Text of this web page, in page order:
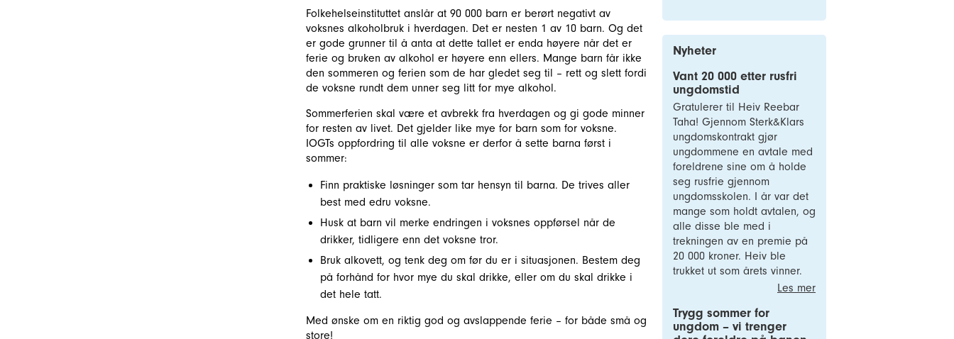
Folkehelseinstituttet anslår at 90 000 barn er berørt negativt av
voksnes alkoholbruk i hverdagen. Det er nesten 1 av 10 barn. Og det
er gode grunner til å anta at dette tallet er enda høyere når det er
ferie og bruken av alkohol er høyere enn ellers. Mange barn får ikke
den sommeren og ferien som de har gledet seg til – rett og slett fordi
de voksne rundt dem unner seg litt for mye alkohol.
Sommerferien skal være et avbrekk fra hverdagen og gi gode minner
for resten av livet. Det gjelder like mye for barn som for voksne.
IOGTs oppfordring til alle voksne er derfor å sette barna først i
sommer:
Finn praktiske løsninger som tar hensyn til barna. De trives aller
best med edru voksne.
Husk at barn vil merke endringen i voksnes oppførsel når de
drikker, tidligere enn det voksne tror.
Bruk alkovett, og tenk deg om før du er i situasjonen. Bestem deg
på forhånd for hvor mye du skal drikke, eller om du skal drikke i
det hele tatt.
Med ønske om en riktig god og avslappende ferie – for både små og
store!
Nyheter
Vant 20 000 etter rusfri
ungdomstid
Gratulerer til Heiv Reebar
Taha! Gjennom Sterk&Klars
ungdomskontrakt gjør
ungdommene en avtale med
foreldrene sine om å holde
seg rusfrie gjennom
ungdomsskolen. I år var det
mange som holdt avtalen, og
alle disse ble med i
trekningen av en premie på
20 000 kroner. Heiv ble
trukket ut som årets vinner.
Les mer
Trygg sommer for
ungdom – vi trenger